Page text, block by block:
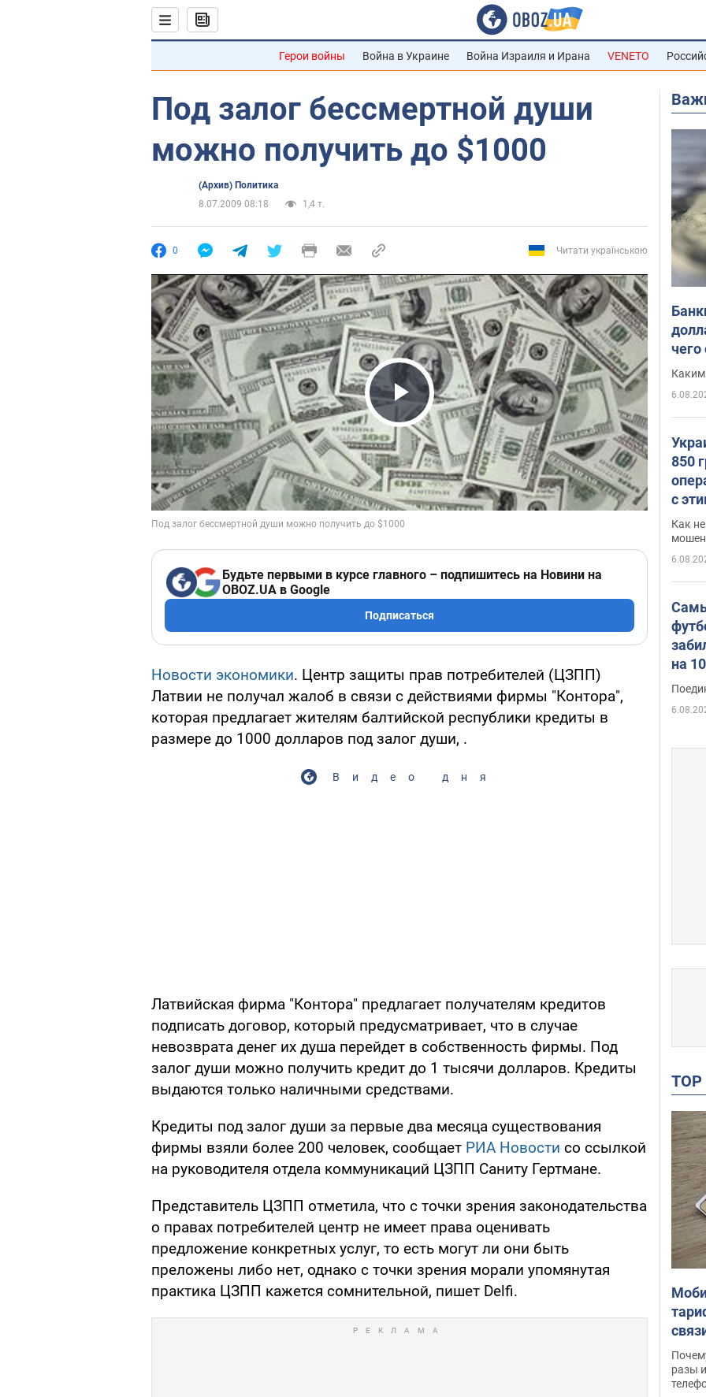
Герои войны Война в Украине Война Израиля и Ирана VENETO
Под залог бессмертной души
можно получить до $1000
(Архив) Политика
8.07.2009 08:18
1,4 т.
0 Читати українською
Play Video
Будьте первыми в курсе главного – подпишитесь на Новини на
OBOZ.UA в Google
Подписаться
Новости экономики. Центр защиты прав потребителей (ЦЗПП)
Латвии не получал жалоб в связи с действиями фирмы "Контора",
которая предлагает жителям балтийской республики кредиты в
размере до 1000 долларов под залог души, .
Видео дня
Латвийская фирма "Контора" предлагает получателям кредитов
подписать договор, который предусматривает, что в случае
невозврата денег их душа перейдет в собственность фирмы. Под
залог души можно получить кредит до 1 тысячи долларов. Кредиты
выдаются только наличными средствами.
Кредиты под залог души за первые два месяца существования
фирмы взяли более 200 человек, cообщает РИА Новости cо ссылкой
на руководителя отдела коммуникаций ЦЗПП Саниту Гертмане.
Представитель ЦЗПП отметила, что с точки зрения законодательства
о правах потребителей центр не имеет права оценивать
предложение конкретных услуг, то есть могут ли они быть
преложены либо нет, однако с точки зрения морали упомянутая
практика ЦЗПП кажется сомнительной, пишет Delfi.
Каким
850
с
Как
на
разы